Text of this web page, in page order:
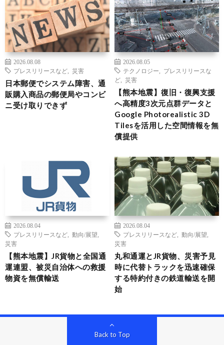
2026.08.08
プレスリリースなど
災害
日本郵便でシステム障害、通
販購入商品の郵便局やコンビ
ニ受け取りできず
2026.08.05
テクノロジー
プレスリリースな
ど
災害
【熊本地震】復旧・復興支援
へ高精度3次元点群データと
Google Photorealistic 3D
Tilesを活用した空間情報を無
償提供
2026.08.04
プレスリリースなど
動向/展望
災害
【熊本地震】JR貨物と全国通
運連盟、被災自治体への救援
物資を無償輸送
2026.08.04
プレスリリースなど
動向/展望
災害
丸和通運とJR貨物、災害予見
時に代替トラックを迅速確保
する特約付きの鉄道輸送を開
始
Back to Top